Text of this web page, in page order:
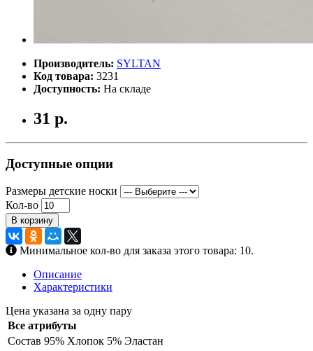
Производитель: SYLTAN
Код товара: 3231
Доступность: На складе
31 р.
Доступные опции
Размеры детские носки
Кол-во
В корзину
Минимальное кол-во для заказа этого товара: 10.
Описание
Характеристики
Цена указана за одну пару
Все атрибуты
Состав 95% Хлопок 5% Эластан